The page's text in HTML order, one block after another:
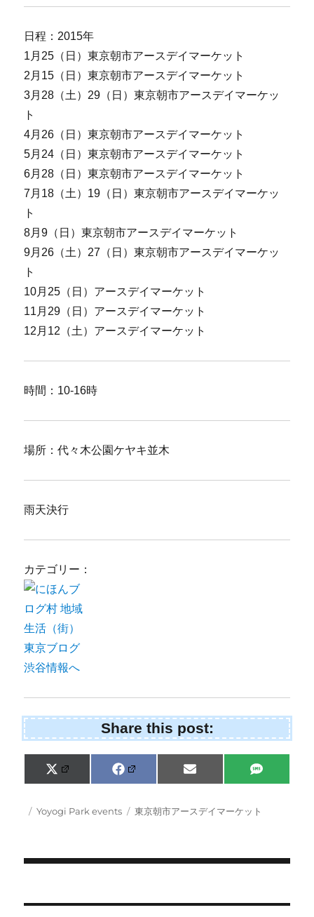
日程：2015年
1月25（日）東京朝市アースデイマーケット
2月15（日）東京朝市アースデイマーケット
3月28（土）29（日）東京朝市アースデイマーケッ
ト
4月26（日）東京朝市アースデイマーケット
5月24（日）東京朝市アースデイマーケット
6月28（日）東京朝市アースデイマーケット
7月18（土）19（日）東京朝市アースデイマーケッ
ト
8月9（日）東京朝市アースデイマーケット
9月26（土）27（日）東京朝市アースデイマーケッ
ト
10月25（日）アースデイマーケット
11月29（日）アースデイマーケット
12月12（土）アースデイマーケット
時間：10-16時
場所：代々木公園ケヤキ並木
雨天決行
カテゴリー：
Share this post:
Share
on
X
(
w
i
r
Share
on
F
a
e
b
Share
on
E
m
i
Share
on
S
M
Posted
Categories
Yoyogi Park events Tags
東京朝市アースデイマーケット
navigation